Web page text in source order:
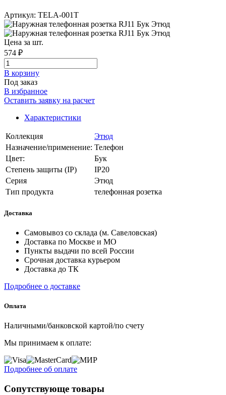
Артикул: TELA-001T
Цена за шт.
574 ₽
В корзинy
Под заказ
В избранное
Оставить заявку на расчет
Характеристики
Коллекция
Этюд
Назначение/применение: Телефон
Цвет:
Бук
Степень защиты (IP)
IP20
Серия
Этюд
Тип продукта
телефонная розетка
Доставка
Самовывоз со склада (м. Савеловская)
Доставка по Москве и МО
Пункты выдачи по всей России
Срочная доставка курьером
Доставка до ТК
Подробнее о доставке
Оплата
Наличными/банковской картой/по счету
Мы принимаем к оплате:
Подробнее об оплате
Сопутствующе товары